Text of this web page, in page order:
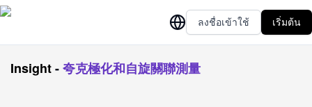
ลงชื่อเข้าใช้ เริ่มต้น
Insight-夸克極化和自旋關聯測量